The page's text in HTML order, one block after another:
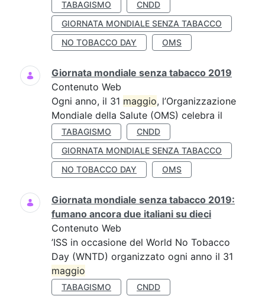
TABAGISMO
CNDD
GIORNATA MONDIALE SENZA TABACCO
NO TOBACCO DAY
OMS
Giornata mondiale senza tabacco 2019
Contenuto Web
Ogni anno, il 31 maggio, l’Organizzazione
Mondiale della Salute (OMS) celebra il
TABAGISMO
CNDD
GIORNATA MONDIALE SENZA TABACCO
NO TOBACCO DAY
OMS
Giornata mondiale senza tabacco 2019:
fumano ancora due italiani su dieci
Contenuto Web
’ISS in occasione del World No Tobacco
Day (WNTD) organizzato ogni anno il 31
maggio
TABAGISMO
CNDD